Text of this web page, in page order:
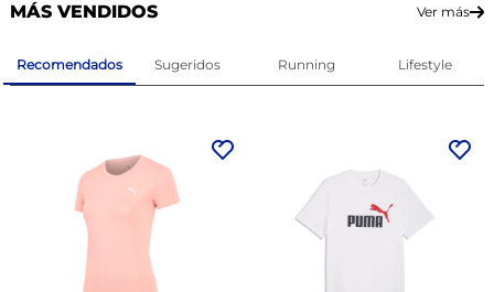
MÁS VENDIDOS Ver más
Recomendados Sugeridos Running Lifestyle